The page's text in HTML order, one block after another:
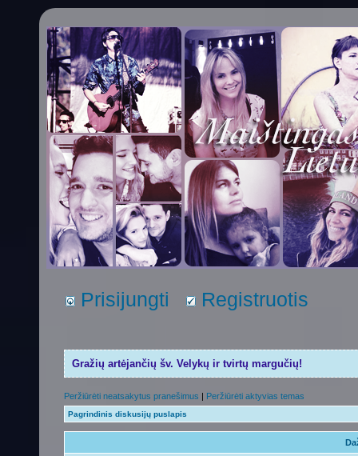
Prisijungti Registruotis
Gražių artėjančių šv. Velykų ir tvirtų margučių!
Peržiūrėti neatsakytus pranešimus | Peržiūrėti aktyvias temas
Pagrindinis diskusijų puslapis